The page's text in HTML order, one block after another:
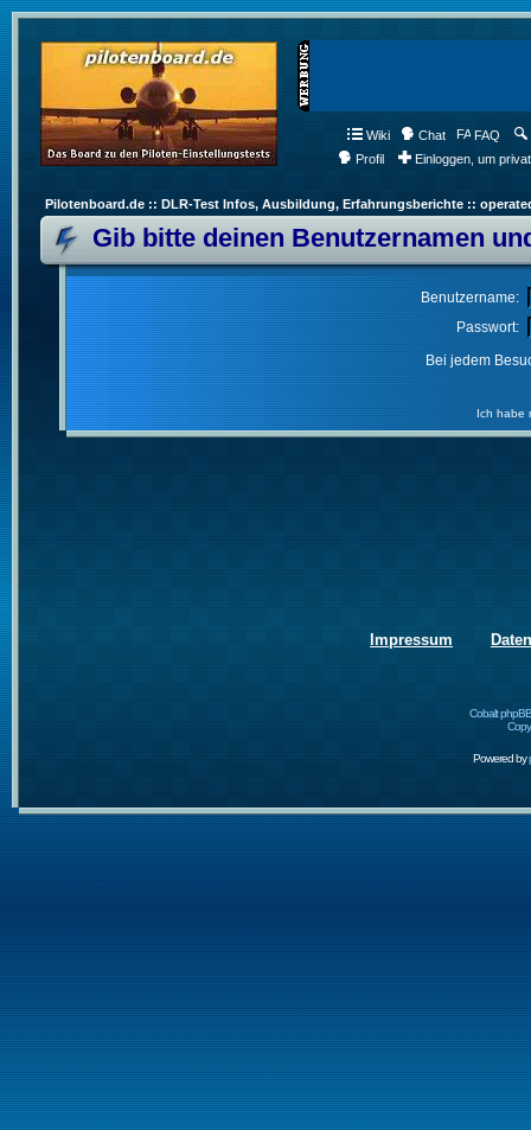
Wiki Chat FAQ
Profil
Einloggen, um
Pilotenboard.de :: DLR-Test Infos, Ausbildung, Erfahrungsberichte ::
Gib bitte deinen Benutzernamen
Benutzername:
Passwort:
Bei jedem
Ich habe
Impressum
Cobalt
Powered by